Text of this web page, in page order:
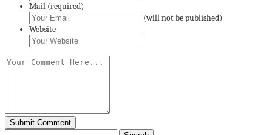
Mail (required)
(will not be published)
Website